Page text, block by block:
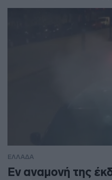
ΕΛΛΑΔΑ
Εν αναμονή της